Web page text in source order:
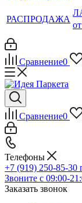
РАСПРОДАЖА
Сравнение0
Сравнение0
Телефоны
+7 (919) 250-85-30
Звоните с 09:00-
Заказать звонок